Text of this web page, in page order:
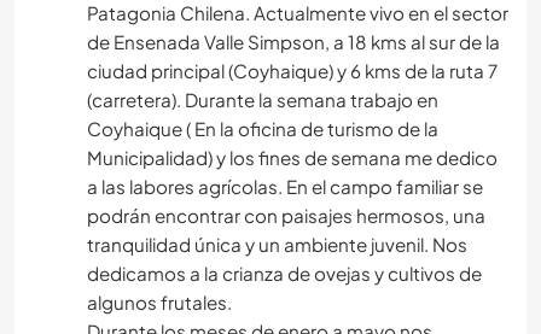
Patagonia Chilena. Actualmente vivo en el sector
de Ensenada Valle Simpson, a 18 kms al sur de la
ciudad principal (Coyhaique) y 6 kms de la ruta 7
(carretera). Durante la semana trabajo en
Coyhaique ( En la oficina de turismo de la
Municipalidad) y los fines de semana me dedico
a las labores agrícolas. En el campo familiar se
podrán encontrar con paisajes hermosos, una
tranquilidad única y un ambiente juvenil. Nos
dedicamos a la crianza de ovejas y cultivos de
algunos frutales.